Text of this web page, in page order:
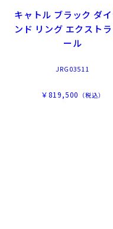
キャトル ブラック ダ
ンド リング エクスト
ール
JRG03511
￥819,500 （税込）